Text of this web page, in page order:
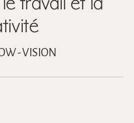
- VISION